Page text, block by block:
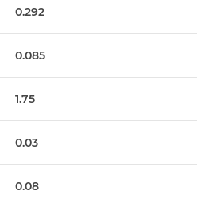
0.292
0.085
1.75
0.03
0.08